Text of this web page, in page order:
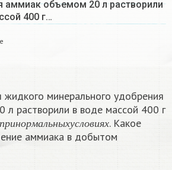
аммиак объемом 20 л растворили
400 г…
жидкого минерального удобрения
л растворили в воде массой 400 г
п р и н о рмал ьн ых у сл о в иях
н пр инормальных условиях
. Какое
аммиака в добытом